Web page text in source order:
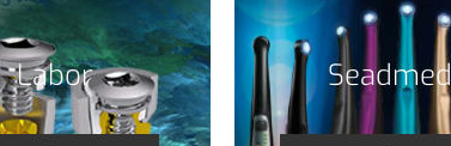
Labor Seadmed